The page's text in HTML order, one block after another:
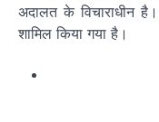
अदालत के विचाराधीन
शामिल किया गया है।